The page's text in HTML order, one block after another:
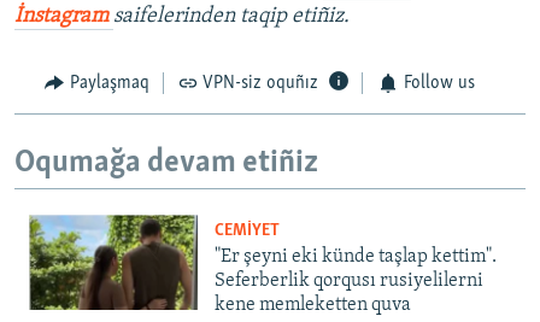
İnstagram saifelerinden taqip etiñiz.
Paylaşmaq VPN-siz oquñız Follow us
Oqumağa devam etiñiz
CEMİYET
"Er şeyni eki künde taşlap kettim".
Seferberlik qorqusı rusiyelilerni
kene memleketten quva